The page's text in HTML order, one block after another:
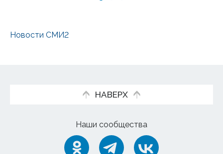
Новости СМИ2
НАВЕРХ
Наши сообщества